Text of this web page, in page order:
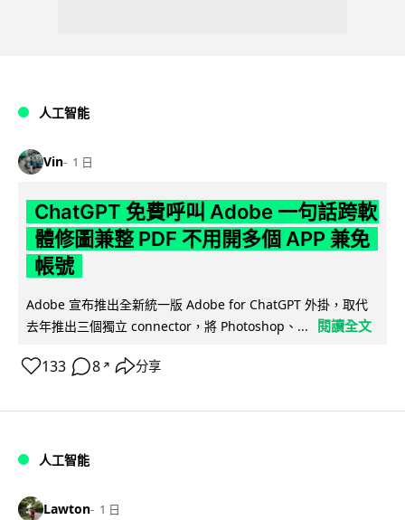
人工智能
Vin 1 日
ChatGPT 免費呼叫 Adobe 一句話跨軟
體修圖兼整 PDF 不用開多個 APP 兼免
帳號
Adobe 宣布推出全新統一版 Adobe for ChatGPT 外掛，取代
去年推出三個獨立 connector，將 Photoshop、...
閱讀全文
133 8 ↗ 分享
人工智能
Lawton 1 日